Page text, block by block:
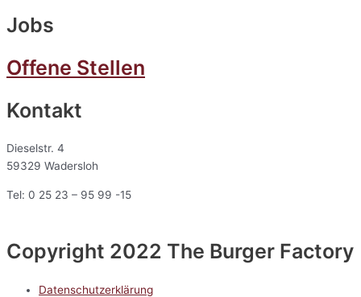
Jobs
Offene Stellen
Kontakt
Dieselstr. 4
59329 Wadersloh
Tel: 0 25 23 – 95 99 -15
Copyright 2022 The Burger Factory
Datenschutzerklärung